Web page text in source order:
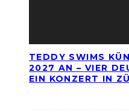
TEDDY SWIMS
2027 AN – VIER
EIN KONZERT IN